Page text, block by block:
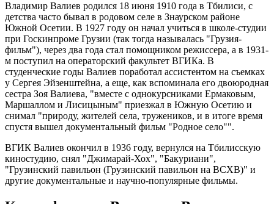
Владимир Валиев родился 18 июня 1910 года в Тбилиси, с
детства часто бывал в родовом селе в Знаурском районе
Южной Осетии. В 1927 году он начал учиться в школе-студии
при Госкинпроме Грузии (так тогда называлась "Грузия-
фильм"), через два года стал помощником режиссера, а в 1931-
м поступил на операторский факультет ВГИКа. В
студенческие годы Валиев поработал ассистентом на съемках
у Сергея Эйзенштейна, а еще, как вспоминала его двоюродная
сестра Зоя Валиева, "вместе с однокурсниками Ермаковым,
Маршаллом и Лисицыным" приезжал в Южную Осетию и
снимал "природу, жителей села, тружеников, и в итоге время
спустя вышел документальный фильм "Родное село"".
ВГИК Валиев окончил в 1936 году, вернулся на Тбилисскую
киностудию, снял "Джимарай-Хох", "Бакуриани",
"Грузинский павильон (Грузинский павильон на ВСХВ)" и
другие документальные и научно-популярные фильмы.